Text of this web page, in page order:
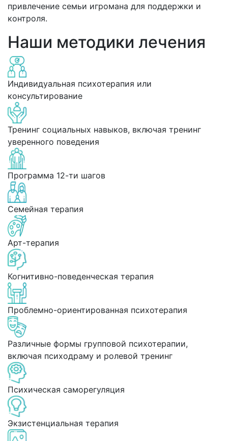
привлечение семьи игромана для поддержки и
контроля.
Наши методики лечения
Индивидуальная психотерапия или
консультирование
Тренинг социальных навыков, включая тренинг
уверенного поведения
Программа 12-ти шагов
Семейная терапия
Арт-терапия
Когнитивно-поведенческая терапия
Проблемно-ориентированная психотерапия
Различные формы групповой психотерапии,
включая психодраму и ролевой тренинг
Психическая саморегуляция
Экзистенциальная терапия